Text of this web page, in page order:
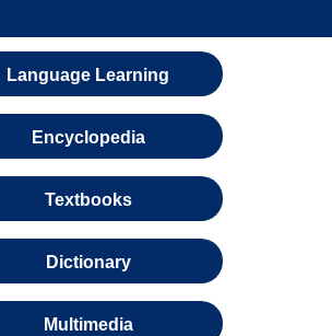
Language Learning
Encyclopedia
Textbooks
Dictionary
Multimedia